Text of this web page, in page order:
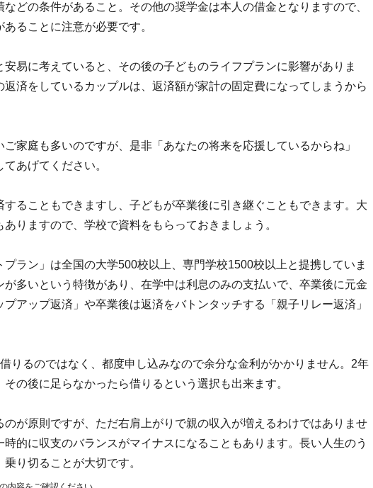
どの条件があること。その他の奨学金は本人の借金となりますので、
ることに注意が必要です。
易に考えていると、その後の子どものライフプランに影響がありま
済をしているカップルは、返済額が家計の固定費になってしまうから
家庭も多いのですが、是非「あなたの将来を応援しているからね」
あげてください。
することもできますし、子どもが卒業後に引き継ぐこともできます。大
りますので、学校で資料をもらっておきましょう。
ラン」は全国の大学500校以上、専門学校1500校以上と提携していま
多いという特徴があり、在学中は利息のみの支払いで、卒業後に元金
アップ返済」や卒業後は返済をバトンタッチする「親子リレー返済」
りるのではなく、都度申し込みなので余分な金利がかかりません。2年
の後に足らなかったら借りるという選択も出来ます。
が原則ですが、ただ右肩上がりで親の収入が増えるわけではありませ
的に収支のバランスがマイナスになることもあります。長い人生のう
り切ることが大切です。